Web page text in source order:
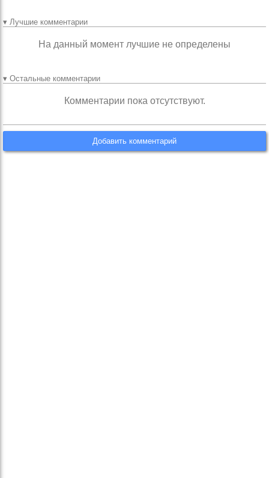
▾ Лучшие комментарии
На данный момент лучшие не определены
▾ Остальные комментарии
Комментарии пока отсутствуют.
Добавить комментарий